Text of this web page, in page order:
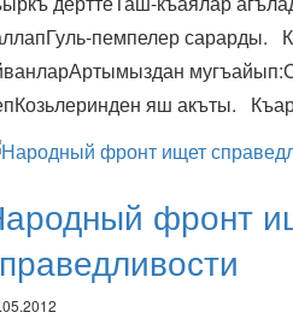
пемпелер сарарды.
яш акъты.
фронт